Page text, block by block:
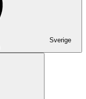
Sverige